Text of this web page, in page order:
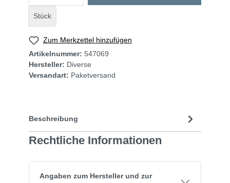
Stück
Zum Merkzettel hinzufügen
Artikelnummer: 547069
Hersteller: Diverse
Versandart: Paketversand
Beschreibung
Rechtliche Informationen
Angaben zum Hersteller und zur